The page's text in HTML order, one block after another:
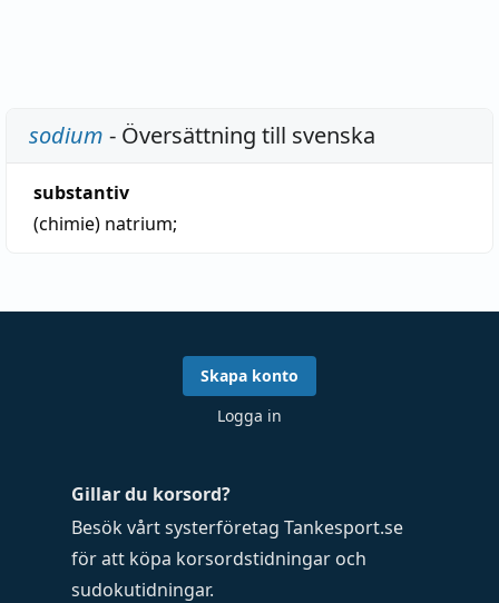
sodium - Översättning till svenska
substantiv
(chimie) natrium;
Gillar du korsord?
Besök vårt systerföretag Tankesport.se
för att köpa korsordstidningar och
sudokutidningar.
Skapa konto
Logga in